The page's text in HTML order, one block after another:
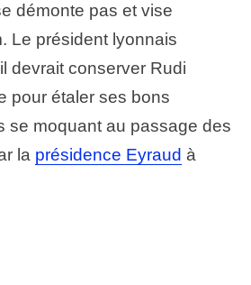
démonte pas et vise
Le président lyonnais
devrait conserver Rudi
pour étaler ses bons
se moquant au passage des
la présidence Eyraud à